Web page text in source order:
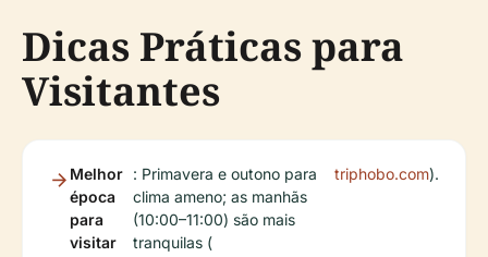
Dicas Práticas para
Visitantes
Melhor
época
para
visitar
: Primavera e outono para
clima ameno; as manhãs
(10:00–11:00) são mais
tranquilas (
triphobo.com).